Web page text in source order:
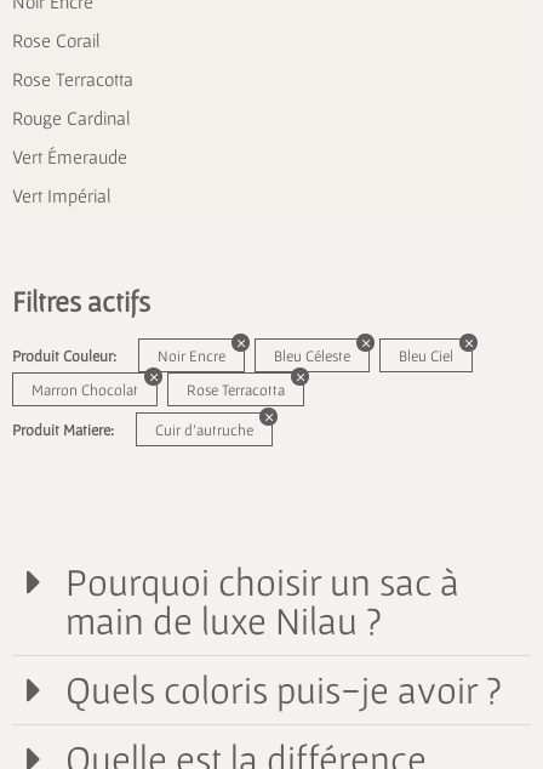
Rose Corail
Rose Terracotta
Rouge Cardinal
Vert Émeraude
Vert Impérial
Filtres actifs
Produit Couleur: Noir Encre Bleu Céleste
Bleu Ciel
Marron Chocolat
Rose Terracotta
Produit Matiere: Cuir d'autruche
Pourquoi choisir un sac à
main de luxe Nilau ?
Quels coloris puis-je avoir ?
Quelle est la différence